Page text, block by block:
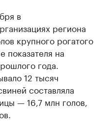
в
региона
крупного рогатого
показателя на
года.
12 тысяч
составляла
— 16,7 млн голов,